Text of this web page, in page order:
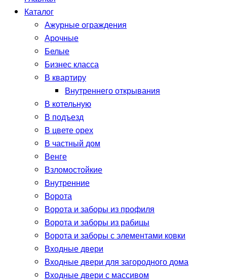
Каталог
Ажурные ограждения
Арочные
Белые
Бизнес класса
В квартиру
Внутреннего открывания
В котельную
В подъезд
В цвете орех
В частный дом
Венге
Взломостойкие
Внутренние
Ворота
Ворота и заборы из профиля
Ворота и заборы из рабицы
Ворота и заборы с элементами ковки
Входные двери
Входные двери для загородного дома
Входные двери с массивом